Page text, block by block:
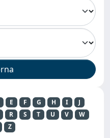
E F G H I
J
R S T U V
W
Z